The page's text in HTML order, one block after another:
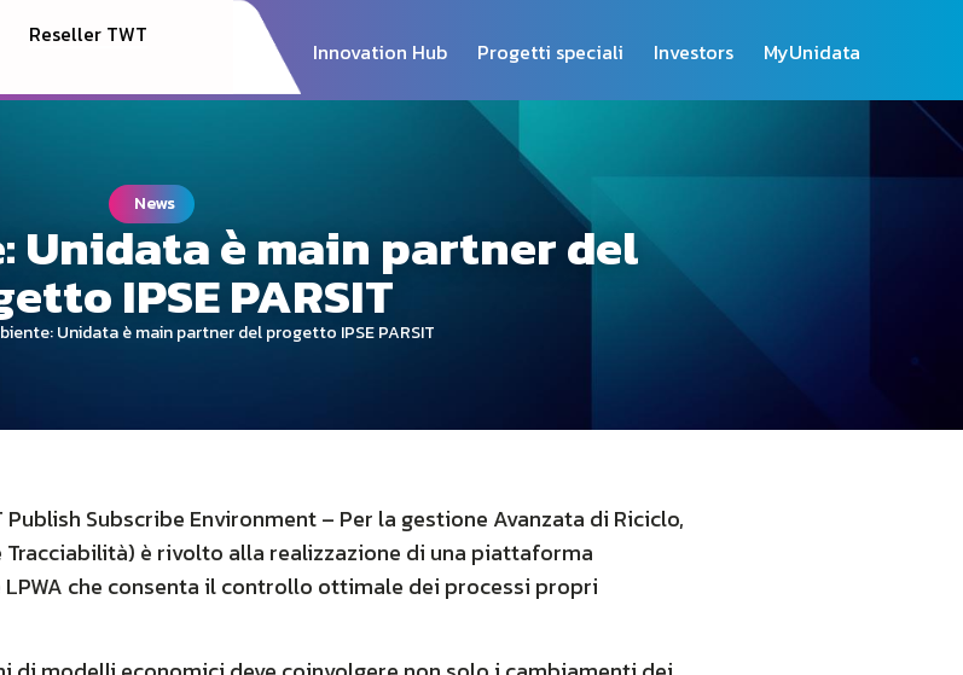
Reseller TWT
Innovation Hub Progetti speciali Investors MyUnidata
News
Unidata è main partner del
IPSE PARSIT
Unidata è main partner del progetto IPSE PARSIT
Publish Subscribe Environment – Per la gestione Avanzata di Riciclo,
è rivolto alla realizzazione di una piattaforma
che consenta il controllo ottimale dei processi propri